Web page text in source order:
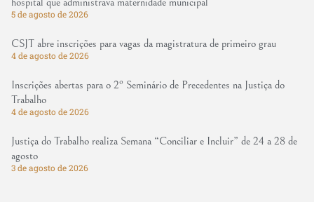
5 de agosto de 2026
CSJT abre inscrições para vagas da magistratura de primeiro grau
4 de agosto de 2026
Inscrições abertas para o 2º Seminário de Precedentes na Justiça do
Trabalho
4 de agosto de 2026
Justiça do Trabalho realiza Semana “Conciliar e Incluir” de 24 a 28 de
agosto
3 de agosto de 2026